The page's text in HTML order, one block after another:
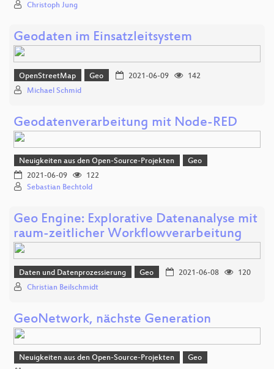
Christoph Jung
Geodaten im Einsatzleitsystem
OpenStreetMap Geo 2021-06-09
142
Michael Schmid
Geodatenverarbeitung mit Node-RED
Neuigkeiten aus den Open-Source-Projekten
Geo
2021-06-09
122
Sebastian Bechtold
Geo Engine: Explorative Datenanalyse mit
raum-zeitlicher Workflowverarbeitung
Daten und Datenprozessierung Geo 2021-06-08
120
Christian Beilschmidt
GeoNetwork, nächste Generation
Neuigkeiten aus den Open-Source-Projekten
Geo